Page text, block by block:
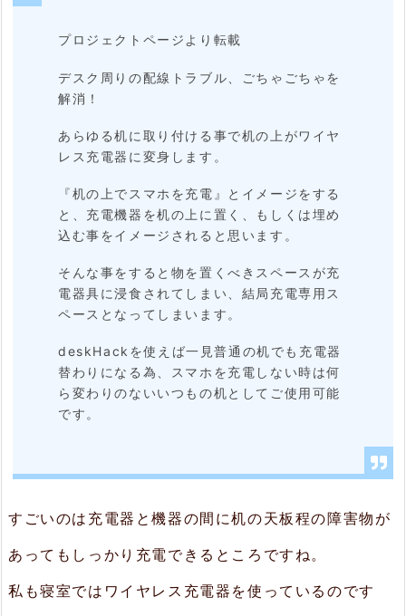
2.
感
を
損
な
な
い
2.
置
場
プロジェクトページより転載
デスク周りの配線トラブル、ごちゃごちゃを
解消！
あらゆる机に取り付ける事で机の上がワイヤ
レス充電器に変身します。
『机の上でスマホを充電』とイメージをする
と、充電機器を机の上に置く、もしくは埋め
込む事をイメージされると思います。
そんな事をすると物を置くべきスペースが充
電器具に浸食されてしまい、結局充電専用ス
ペースとなってしまいます。
deskHackを使えば一見普通の机でも充電器
替わりになる為、スマホを充電しない時は何
ら変わりのないいつもの机としてご使用可能
です。
すごいのは充電器と機器の間に机の天板程の障害物が
あってもしっかり充電できるところですね。
私も寝室ではワイヤレス充電器を使っているのです